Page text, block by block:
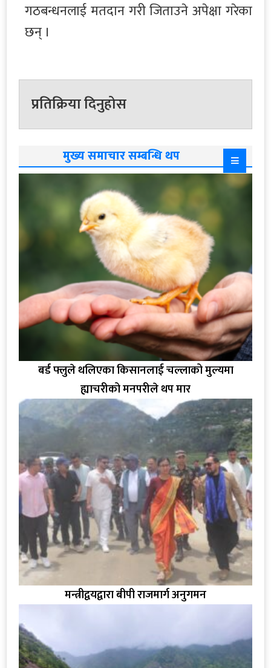
गठबन्धनलाई मतदान गरी जिताउने अपेक्षा गरेका
छन् ।
प्रतिक्रिया दिनुहोस
मुख्य समाचार सम्बन्धि थप
बर्ड फ्लुले थलिएका किसानलाई चल्लाको मुल्यमा
ह्याचरीको मनपरीले थप मार
मन्त्रीद्वयद्वारा बीपी राजमार्ग अनुगमन